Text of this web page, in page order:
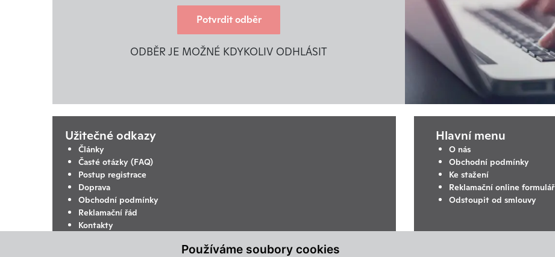
Používáme soubory cookies
Potvrdit odběr
ODBĚR JE MOŽNÉ KDYKOLIV ODHLÁSIT
Užitečné odkazy
Články
Časté otázky (FAQ)
Postup registrace
Doprava
Obchodní podmínky
Reklamační řád
Kontakty
Změnit nastavení využití cookies
Hlavní menu
O nás
Obchodní podmínky
Ke stažení
Reklamační online formulář
Odstoupit od smlouvy